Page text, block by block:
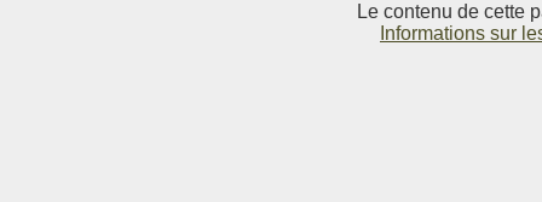
Le contenu de cette
Informations sur